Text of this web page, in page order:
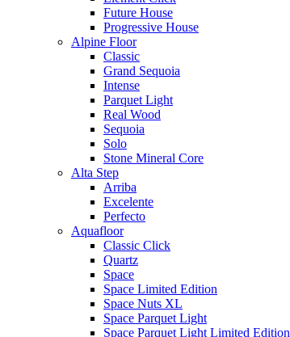
Future House
Progressive House
Alpine Floor
Classic
Grand Sequoia
Intense
Parquet Light
Real Wood
Sequoia
Solo
Stone Mineral Core
Alta Step
Arriba
Excelente
Perfecto
Aquafloor
Classic Click
Quartz
Space
Space Limited Edition
Space Nuts XL
Space Parquet Light
Space Parquet Light Limited Edition